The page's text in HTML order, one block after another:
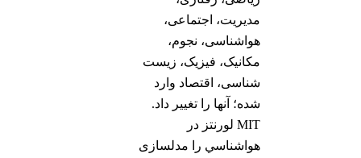
مدیریت، اجتماعی،
هواشناسی، نجوم،
مکانیک، فیزیک، زیست
شناسی، اقتصاد وارد
شده؛ آنها را تغییر داد.
لورنتز در MIT
هواشناسي را مدلسازی